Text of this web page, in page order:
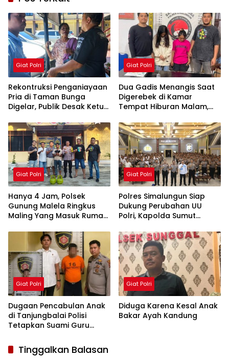
Giat Polri
Rekontruksi Penganiayaan
Pria di Taman Bunga
Digelar, Publik Desak Ketua
Pematangsiantar Diperiksa
Giat Polri
Dua Gadis Menangis Saat
Digerebek di Kamar
Tempat Hiburan Malam,
Bongkar Jaringan Pemakai
Sabu di Simalungun
Giat Polri
Hanya 4 Jam, Polsek
Gunung Malela Ringkus
Maling Yang Masuk Rumah
dan Dua Tabung Gas
Berhasil Diamankan
Giat Polri
Polres Simalungun Siap
Dukung Perubahan UU
Polri, Kapolda Sumut
Penguatan
Profesionalisme dan
Akuntabilitas Personel
Giat Polri
Dugaan Pencabulan Anak
di Tanjungbalai Polisi
Tetapkan Suami Guru
Giat Polri
Diduga Karena Kesal Anak
Bakar Ayah Kandung
Tinggalkan Balasan